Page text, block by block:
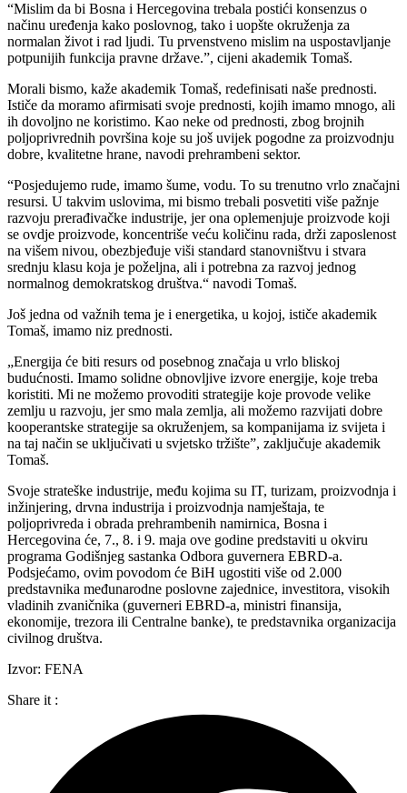
“Mislim da bi Bosna i Hercegovina trebala postići konsenzus o
načinu uređenja kako poslovnog, tako i uopšte okruženja za
normalan život i rad ljudi. Tu prvenstveno mislim na uspostavljanje
potpunijih funkcija pravne države.”, cijeni akademik Tomaš.
Morali bismo, kaže akademik Tomaš, redefinisati naše prednosti.
Ističe da moramo afirmisati svoje prednosti, kojih imamo mnogo, ali
ih dovoljno ne koristimo. Kao neke od prednosti, zbog brojnih
poljoprivrednih površina koje su još uvijek pogodne za proizvodnju
dobre, kvalitetne hrane, navodi prehrambeni sektor.
“Posjedujemo rude, imamo šume, vodu. To su trenutno vrlo značajni
resursi. U takvim uslovima, mi bismo trebali posvetiti više pažnje
razvoju prerađivačke industrije, jer ona oplemenjuje proizvode koji
se ovdje proizvode, koncentriše veću količinu rada, drži zaposlenost
na višem nivou, obezbjeđuje viši standard stanovništvu i stvara
srednju klasu koja je poželjna, ali i potrebna za razvoj jednog
normalnog demokratskog društva.“ navodi Tomaš.
Još jedna od važnih tema je i energetika, u kojoj, ističe akademik
Tomaš, imamo niz prednosti.
„Energija će biti resurs od posebnog značaja u vrlo bliskoj
budućnosti. Imamo solidne obnovljive izvore energije, koje treba
koristiti. Mi ne možemo provoditi strategije koje provode velike
zemlju u razvoju, jer smo mala zemlja, ali možemo razvijati dobre
kooperantske strategije sa okruženjem, sa kompanijama iz svijeta i
na taj način se uključivati u svjetsko tržište”, zaključuje akademik
Tomaš.
Svoje strateške industrije, među kojima su IT, turizam, proizvodnja i
inžinjering, drvna industrija i proizvodnja namještaja, te
poljoprivreda i obrada prehrambenih namirnica, Bosna i
Hercegovina će, 7., 8. i 9. maja ove godine predstaviti u okviru
programa Godišnjeg sastanka Odbora guvernera EBRD-a.
Podsjećamo, ovim povodom će BiH ugostiti više od 2.000
predstavnika međunarodne poslovne zajednice, investitora, visokih
vladinih zvaničnika (guverneri EBRD-a, ministri finansija,
ekonomije, trezora ili Centralne banke), te predstavnika organizacija
civilnog društva.
Izvor: FENA
Share it :